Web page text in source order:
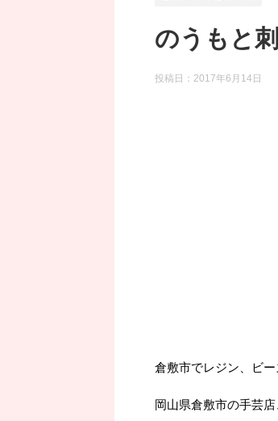
のうもと
投稿日： 2017年6月14日
倉敷市でレジン、ビ
岡山県倉敷市の手芸